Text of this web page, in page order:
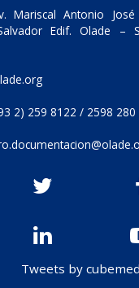
Mariscal Antonio
Edif. Olade –
2) 259 8122 / 2598 280
Tweets by